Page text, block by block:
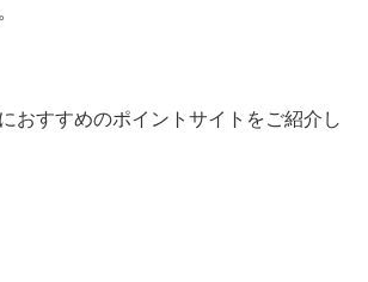
おすすめのポイントサイトをご紹介し